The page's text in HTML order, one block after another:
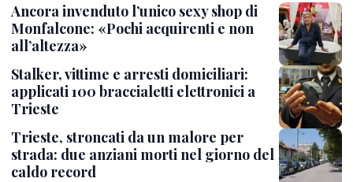
Ancora invenduto l’unico sexy shop di
Monfalcone: «Pochi acquirenti e non
all’altezza»
Stalker, vittime e arresti domiciliari:
applicati 100 braccialetti elettronici a
Trieste
Trieste, stroncati da un malore per
strada: due anziani morti nel giorno del
caldo record